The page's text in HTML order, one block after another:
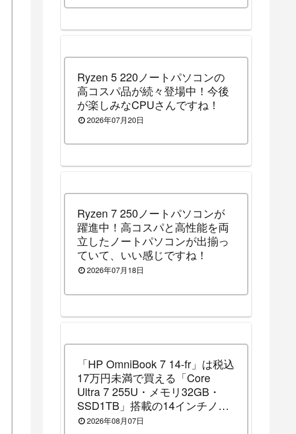
ル中）
Ryzen 5 220ノートパソコンの
高コスパ品が続々登場中！今後
が楽しみなCPUさんですね！
2026年07月20日
Ryzen 7 250ノートパソコンが
躍進中！高コスパと高性能を両
立したノートパソコンが出揃っ
ていて、いい感じですね！
2026年07月18日
「HP OmniBook 7 14-fr」は税込
17万円未満で買える「Core
Ultra 7 255U・メモリ32GB・
SSD1TB」搭載の14インチノー
トパソコンです！（2026年8月
2026年08月07日